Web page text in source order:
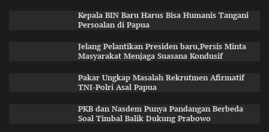
Kepala BIN Baru Harus Bisa Humanis Tangani
Persoalan di Papua
Jelang Pelantikan Presiden baru,Persis Minta
Masyarakat Menjaga Suasana Kondusif
Pakar Ungkap Masalah Rekrutmen Afirmatif
TNI-Polri Asal Papua
PKB dan Nasdem Punya Pandangan Berbeda
Soal Timbal Balik Dukung Prabowo